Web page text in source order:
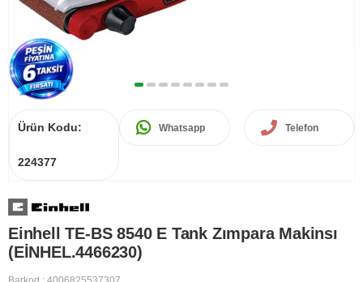
Ürün Kodu:
224377
Whatsapp Telefon
Einhell TE-BS 8540 E Tank Zımpara Makinsı
(EİNHEL.4466230)